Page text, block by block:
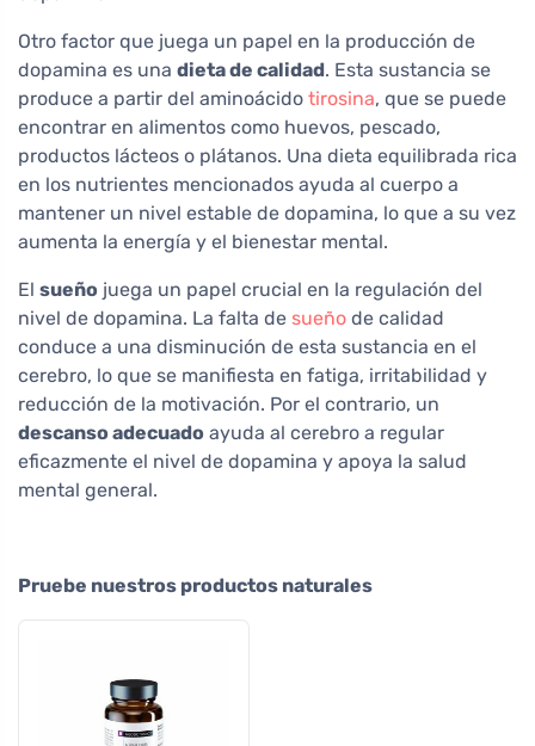
Otro factor que juega un papel en la producción de
dopamina es una dieta de calidad. Esta sustancia se
produce a partir del aminoácido tirosina, que se puede
encontrar en alimentos como huevos, pescado,
productos lácteos o plátanos. Una dieta equilibrada rica
en los nutrientes mencionados ayuda al cuerpo a
mantener un nivel estable de dopamina, lo que a su vez
aumenta la energía y el bienestar mental.
El sueño juega un papel crucial en la regulación del
nivel de dopamina. La falta de sueño de calidad
conduce a una disminución de esta sustancia en el
cerebro, lo que se manifiesta en fatiga, irritabilidad y
reducción de la motivación. Por el contrario, un
descanso adecuado ayuda al cerebro a regular
eficazmente el nivel de dopamina y apoya la salud
mental general.
Pruebe nuestros productos naturales